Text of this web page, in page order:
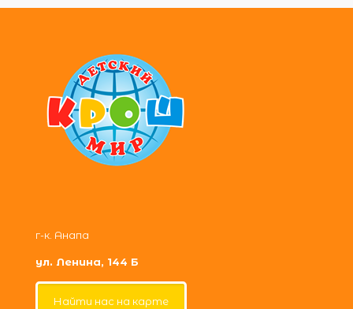
г-к. Анапа
ул. Ленина, 144 Б
Найти нас на карте